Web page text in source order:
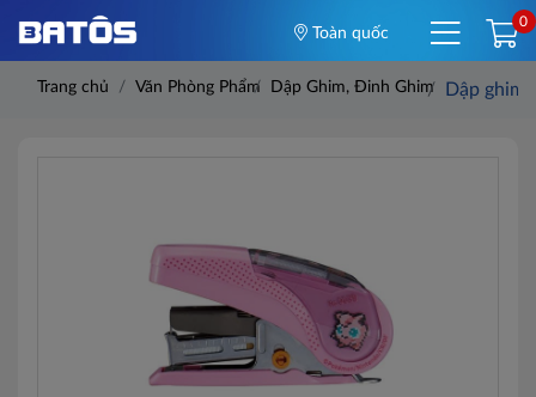
Toàn quốc
0
Trang chủ Văn Phòng Phẩm Dập Ghim, Đinh Ghim Dập ghim